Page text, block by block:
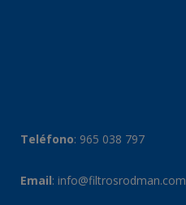
Teléfono: 965 038 797
Email: info@filtrosrodman.com